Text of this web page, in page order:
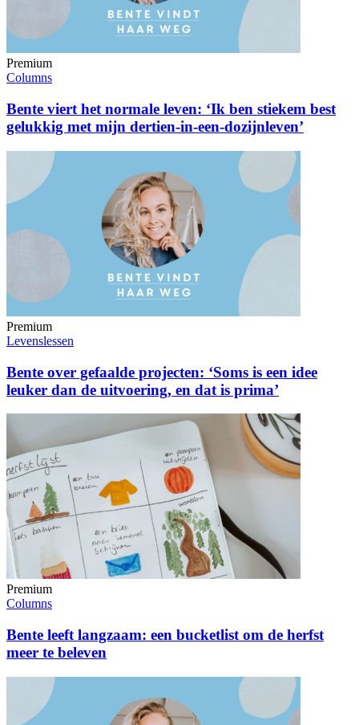
Premium
Columns
Bente viert het normale leven: ‘Ik ben stiekem best
gelukkig met mijn dertien-in-een-dozijnleven’
Premium
Levenslessen
Bente over gefaalde projecten: ‘Soms is een idee
leuker dan de uitvoering, en dat is prima’
Premium
Columns
Bente leeft langzaam: een bucketlist om de herfst
meer te beleven